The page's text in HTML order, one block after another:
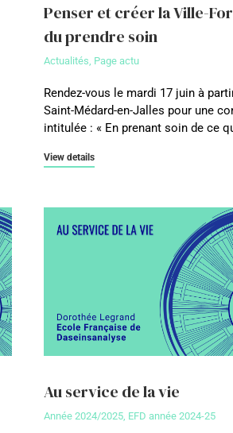
Penser et créer la Ville-
du prendre soin
Actualités Page actu
Rendez-vous le mardi 17 juin à
Saint-Médard-en-Jalles pour une
intitulée : « En prenant soin de ce
View details
Au service de la vie
Année 2024/2025, EFD année 2024-25